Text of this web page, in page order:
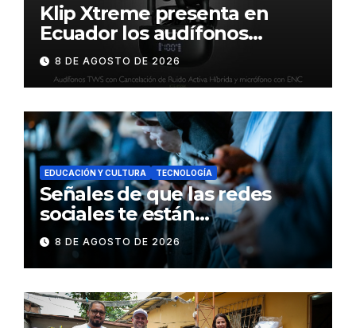
Klip Xtreme presenta en
Ecuador los audífonos
DynaBuds con sonido
inteligente y control táctil
8 DE AGOSTO DE 2026
EDUCACIÓN Y CULTURA TECNOLOGÍA
Señales de que las redes
sociales te están
consumiendo
8 DE AGOSTO DE 2026